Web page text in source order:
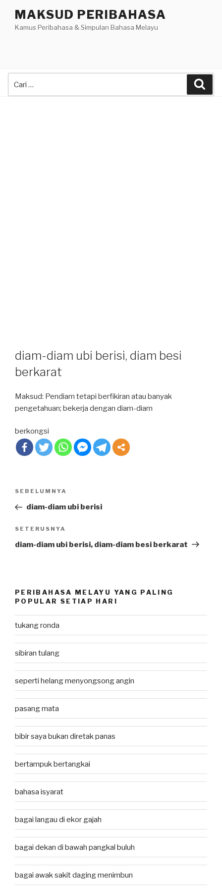
content
MAKSUD PERIBAHASA
Kamus Peribahasa & Simpulan Bahasa Melayu
diam-diam ubi berisi, diam besi
berkarat
Maksud: Pendiam tetapi berfikiran atau banyak
pengetahuan; bekerja dengan diam-diam
berkongsi
Post
Previous
Post
SEBELUMNYA
diam-diam ubi berisi
Next
Post
SETERUSNYA
diam-diam ubi berisi, diam-diam besi berkarat
PERIBAHASA MELAYU YANG PALING
POPULAR SETIAP HARI
tukang ronda
sibiran tulang
seperti helang menyongsong angin
pasang mata
bibir saya bukan diretak panas
bertampuk bertangkai
bahasa isyarat
bagai langau di ekor gajah
bagai dekan di bawah pangkal buluh
bagai awak sakit daging menimbun